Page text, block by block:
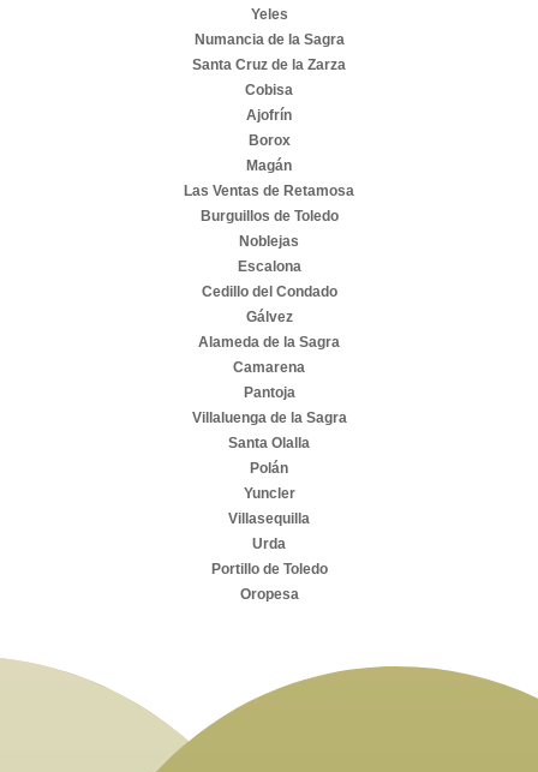
Yeles
Numancia de la Sagra
Santa Cruz de la Zarza
Cobisa
Ajofrín
Borox
Magán
Las Ventas de Retamosa
Burguillos de Toledo
Noblejas
Escalona
Cedillo del Condado
Gálvez
Alameda de la Sagra
Camarena
Pantoja
Villaluenga de la Sagra
Santa Olalla
Polán
Yuncler
Villasequilla
Urda
Portillo de Toledo
Oropesa